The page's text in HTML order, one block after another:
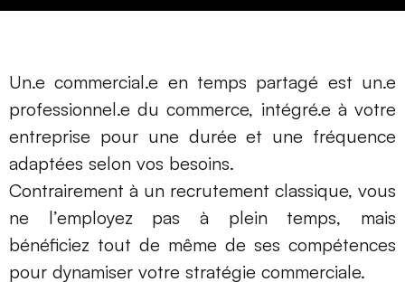
Un.e commercial.e en temps partagé est un.e
professionnel.e du commerce, intégré.e à votre
entreprise pour une durée et une fréquence
adaptées selon vos besoins.
Contrairement à un recrutement classique, vous
ne l’employez pas à plein temps, mais
bénéficiez tout de même de ses compétences
pour dynamiser votre stratégie commerciale.